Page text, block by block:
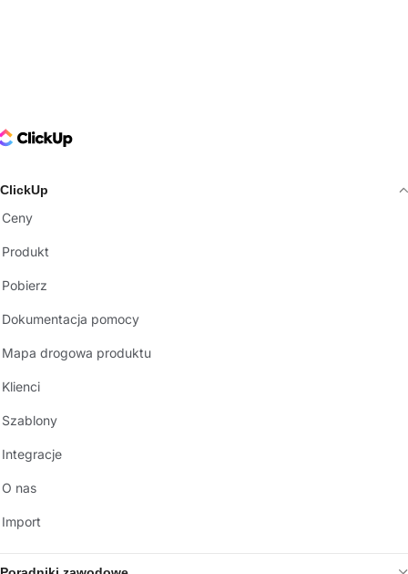
Logo
ClickUp
Ceny
Produkt
Pobierz
Dokumentacja pomocy
Mapa drogowa produktu
Klienci
Szablony
Integracje
O nas
Import